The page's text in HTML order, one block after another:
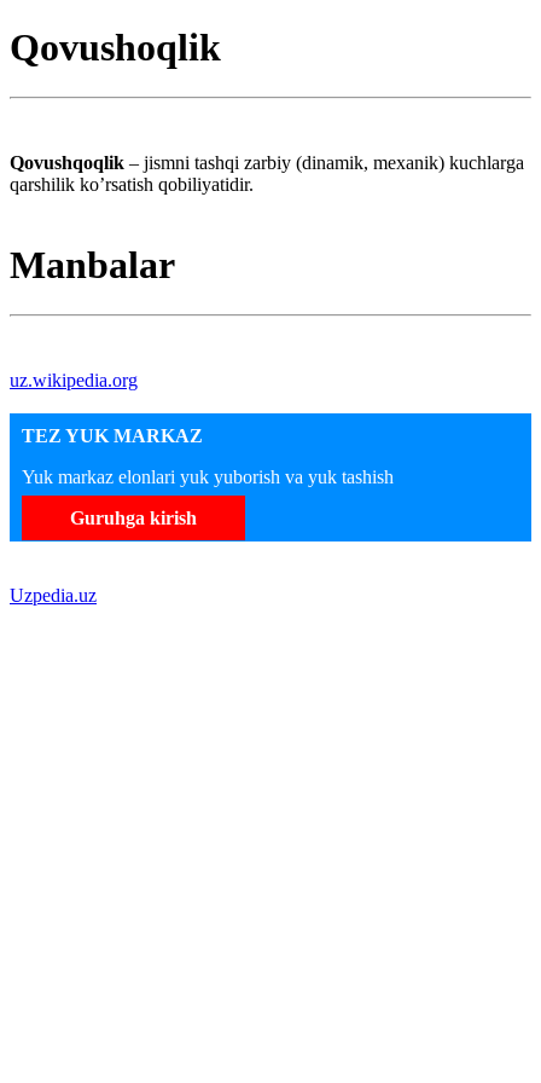
Qovushoqlik
Qovushqoqlik – jismni tashqi zarbiy (dinamik, mexanik) kuchlarga
qarshilik ko’rsatish qobiliyatidir.
Manbalar
uz.wikipedia.org
TEZ YUK MARKAZ
Yuk markaz elonlari yuk yuborish va yuk tashish
Guruhga kirish
Uzpedia.uz